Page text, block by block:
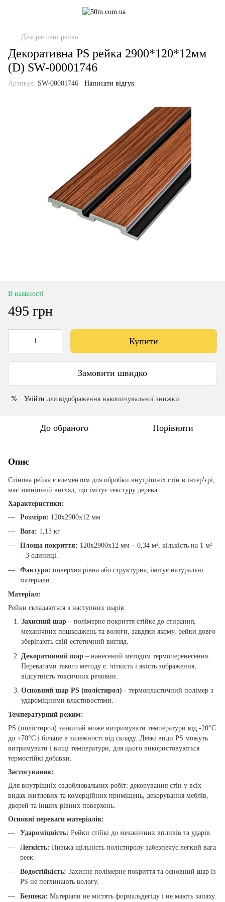
Декоративні рейки
Декоративна PS рейка 2900*120*12мм
(D) SW-00001746
Артикул: SW-00001746 Написати відгук
В наявності
495 грн
Купити
Замовити швидко
% Увійти для відображення накопичувальної знижки
До обраного Порівняти
Опис
Стінова рейка є елементом для обробки внутрішніх стін в інтер'єрі,
має зовнішній вигляд, що імітує текстуру дерева.
Характеристики:
Розміри: 120х2900х12 мм
Вага: 1,13 кг
Площа покриття: 120х2900х12 мм – 0,34 м², кількість на 1 м²
– 3 одиниці.
Фактура: поверхня рівна або структурна, імітує натуральні
матеріали.
Матеріал:
Рейки складаються з наступних шарів:
Захисний шар – полімерне покриття стійке до стирання,
механічних пошкоджень та вологи, завдяки якому, рейки довго
зберігають свій естетичний вигляд.
Декоративний шар – нанесений методом термоперенесення.
Перевагами такого методу є: чіткість і якість зображення,
відсутність токсичних речовин.
Основний шар PS (полістирол) - термопластичний полімер з
удароміцними властивостями.
Температурний режим:
PS (полістирол) зазвичай може витримувати температури від -20°C
до +70°C і більше в залежності від складу. Деякі види PS можуть
витримувати і вищі температури, для цього використовуються
термостійкі добавки.
Застосування:
Для внутрішніх оздоблювальних робіт: декорування стін у всіх
видах житлових та комерційних приміщень, декорування меблів,
дверей та інших рівних поверхонь.
Основні переваги матеріалів:
Удароміцність: Рейки стійкі до механічних впливів та ударів.
Легкість: Низька щільність полістиролу забезпечує легкий вага
реек.
Водостійкість: Захисне полімерне покриття та основний шар із
PS не поглинають вологу.
Безпека: Матеріали не містять формальдегіду і не мають запаху.